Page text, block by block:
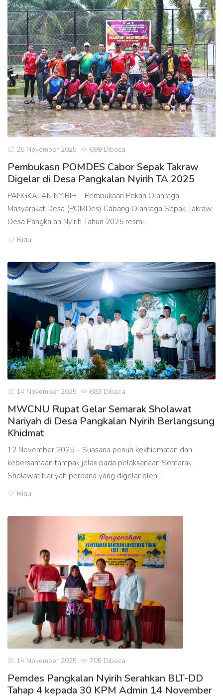
28 November 2025 699 Dibaca
Pembukasn POMDES Cabor Sepak Takraw
Digelar di Desa Pangkalan Nyirih TA 2025
PANGKALAN NYIRIH – Pembukaan Pekan Olahraga
Masyarakat Desa (POMDes) Cabang Olahraga Sepak Takraw
Desa Pangkalan Nyirih Tahun 2025 resmi...
Riau
14 November 2025 683 Dibaca
MWCNU Rupat Gelar Semarak Sholawat
Nariyah di Desa Pangkalan Nyirih Berlangsung
Khidmat
12 November 2025 – Suasana penuh kekhidmatan dan
kebersamaan tampak jelas pada pelaksanaan Semarak
Sholawat Nariyah perdana yang digelar oleh...
Riau
14 November 2025 705 Dibaca
Pemdes Pangkalan Nyirih Serahkan BLT-DD
Tahap 4 kepada 30 KPM Admin 14 November